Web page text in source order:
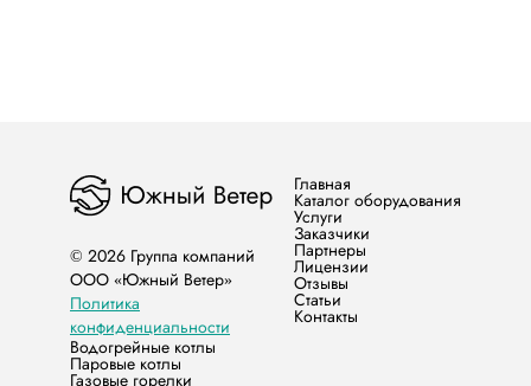
© 2026 Группа компаний
ООО «Южный Ветер»
Политика
конфиденциальности
Главная
Каталог оборудования
Услуги
Заказчики
Партнеры
Лицензии
Отзывы
Статьи
Контакты
Водогрейные котлы
Паровые котлы
Газовые горелки